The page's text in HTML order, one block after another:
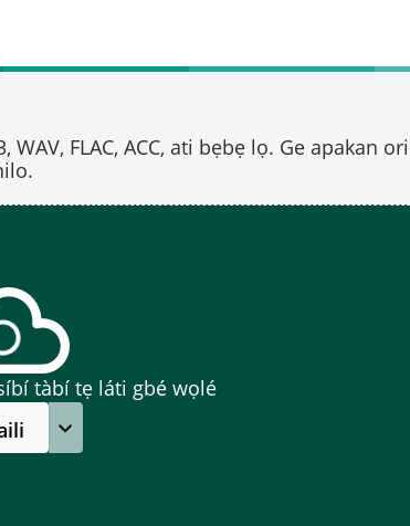
FLAC, ACC, ati bẹbẹ lọ. Ge apakan
tàbí tẹ láti gbé wọlé